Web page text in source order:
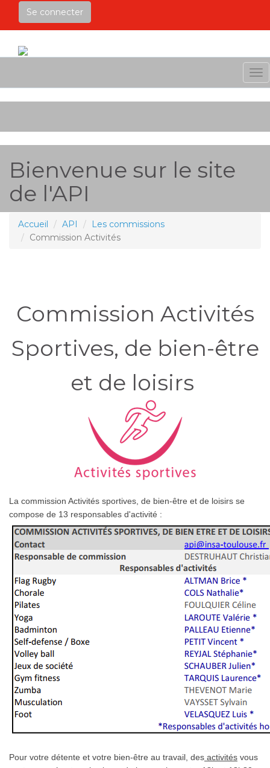
Se connecter
Bienvenue sur le site
de l'API
Accueil API
Les commissions
Commission Activités
Commission Activités
Sportives, de bien-être
et de loisirs
La commission Activités sportives, de bien-être et de loisirs se
compose de 13 responsables d'activité :
Pour votre détente et votre bien-être au travail, des activités vous